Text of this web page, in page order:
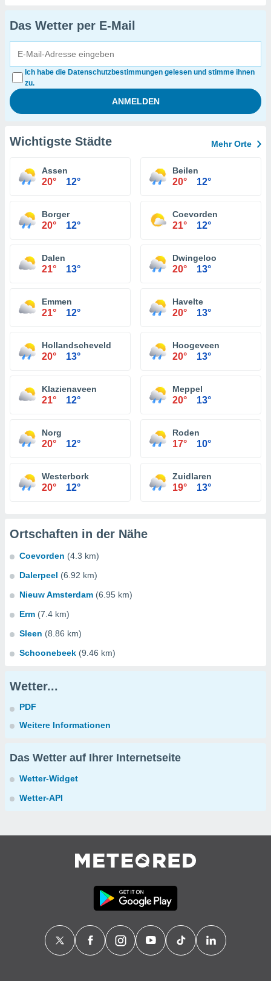
Das Wetter per E-Mail
Ich habe die Datenschutzbestimmungen gelesen und stimme ihnen
zu.
Wichtigste Städte Mehr Orte
Assen
20° 12°
Beilen
20° 12°
Borger
20° 12°
Coevorden
21° 12°
Dalen
21° 13°
Dwingeloo
20° 13°
Emmen
21° 12°
Havelte
20° 13°
Hollandscheveld
20° 13°
Hoogeveen
20° 13°
Klazienaveen
21° 12°
Meppel
20° 13°
Norg
20° 12°
Roden
17° 10°
Westerbork
20° 12°
Zuidlaren
19° 13°
Ortschaften in der Nähe
Coevorden (4.3 km)
Dalerpeel (6.92 km)
Nieuw Amsterdam (6.95 km)
Erm (7.4 km)
Sleen (8.86 km)
Schoonebeek (9.46 km)
Wetter...
PDF
Weitere Informationen
Das Wetter auf Ihrer Internetseite
Wetter-Widget
Wetter-API